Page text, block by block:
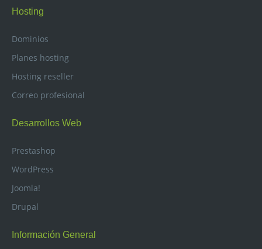
Hosting
Dominios
Planes hosting
Hosting reseller
Correo profesional
Desarrollos Web
Prestashop
WordPress
Joomla!
Drupal
Información General